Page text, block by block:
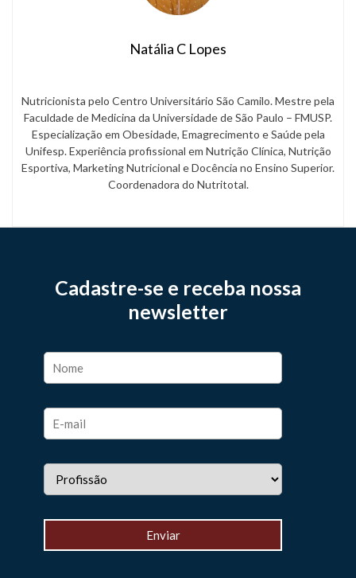
Natália C Lopes
Nutricionista pelo Centro Universitário São Camilo. Mestre pela
Faculdade de Medicina da Universidade de São Paulo – FMUSP.
Especialização em Obesidade, Emagrecimento e Saúde pela
Unifesp. Experiência profissional em Nutrição Clínica, Nutrição
Esportiva, Marketing Nutricional e Docência no Ensino Superior.
Coordenadora do Nutritotal.
Cadastre-se e receba nossa
newsletter